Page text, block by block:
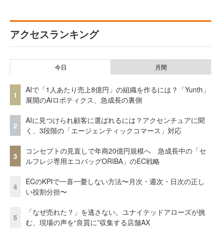
アクセスランキング
今日 月間
1
AIで「1人あたり売上8億円」の組織を作るには？「Yunth」
展開のAiロボティクス、急成長の裏側
2
AIに見つけられ顧客に選ばれるには？アクセンチュアに聞
く、3段階の「エージェンティックコマース」対応
3
コンセプトの見直しで年商20億円規模へ 急成長中の「セ
ルフレジ専用エコバッグORIBA」のEC戦略
4
ECのKPIで一喜一憂しない方法〜月次・週次・日次の正し
い役割分担〜
5
「なぜ売れた？」を逃さない。ユナイテッドアローズが挑
む、現場の声を“良質に”収集する店舗AX